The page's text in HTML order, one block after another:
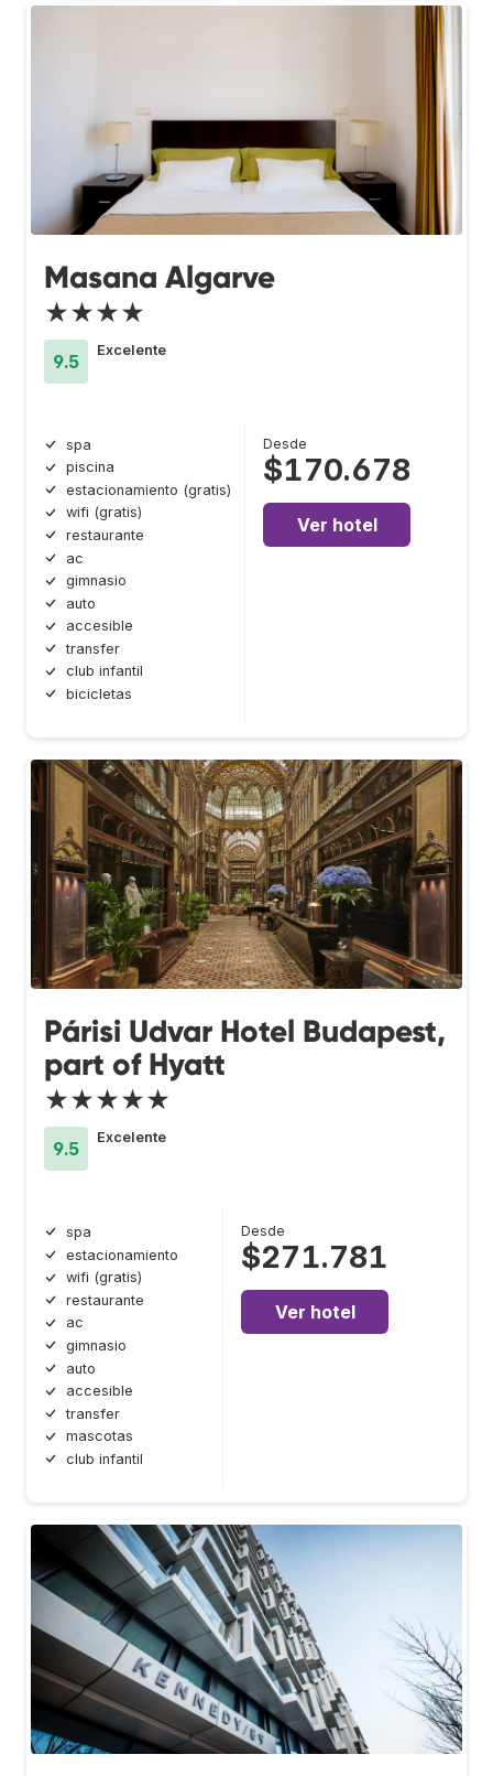
Masana Algarve
★★★★
9.5
Excelente
spa
piscina
estacionamiento (gratis)
wifi (gratis)
restaurante
ac
gimnasio
auto
accesible
transfer
club infantil
bicicletas
Desde
$170.678
Ver hotel
Párisi Udvar Hotel Budapest,
part of Hyatt
★★★★★
9.5
Excelente
spa
estacionamiento
wifi (gratis)
restaurante
ac
gimnasio
auto
accesible
transfer
mascotas
club infantil
Desde
$271.781
Ver hotel